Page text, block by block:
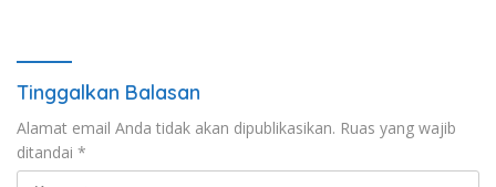
Tinggalkan Balasan
Alamat email Anda tidak akan dipublikasikan. Ruas yang wajib
ditandai *